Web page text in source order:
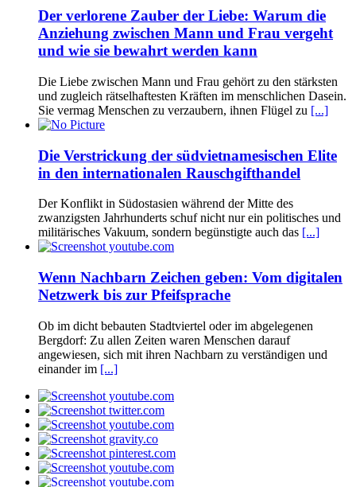
Der verlorene Zauber der Liebe: Warum die
Anziehung zwischen Mann und Frau vergeht
und wie sie bewahrt werden kann
Die Liebe zwischen Mann und Frau gehört zu den stärksten
und zugleich rätselhaftesten Kräften im menschlichen Dasein.
Sie vermag Menschen zu verzaubern, ihnen Flügel zu [...]
Die Verstrickung der südvietnamesischen Elite
in den internationalen Rauschgifthandel
Der Konflikt in Südostasien während der Mitte des
zwanzigsten Jahrhunderts schuf nicht nur ein politisches und
militärisches Vakuum, sondern begünstigte auch das [...]
Wenn Nachbarn Zeichen geben: Vom digitalen
Netzwerk bis zur Pfeifsprache
Ob im dicht bebauten Stadtviertel oder im abgelegenen
Bergdorf: Zu allen Zeiten waren Menschen darauf
angewiesen, sich mit ihren Nachbarn zu verständigen und
einander im [...]